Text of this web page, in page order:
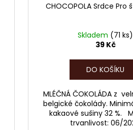
CHOCOPOLA Srdce Pro
Skladem (71 ks)
39 Kč
DO KOŠÍKU
MLÉČNÁ ČOKOLÁDA z
belgické čokolády.
kakaové sušiny 32 %.
trvanlivost: 06/